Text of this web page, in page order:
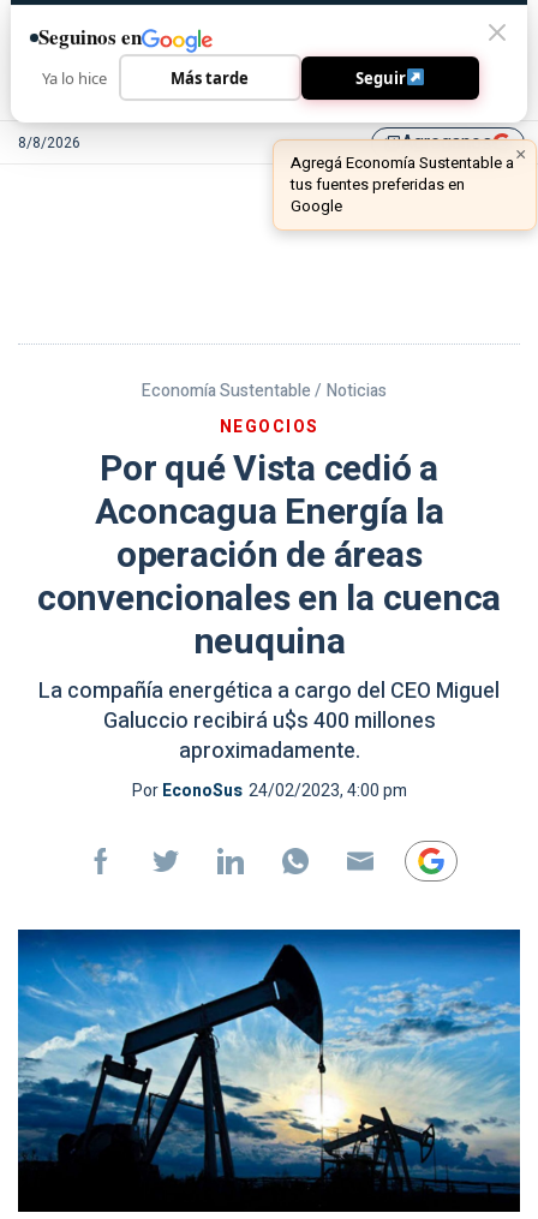
8/8/2026 library_addAgreganos
Economía Sustentable / Noticias
NEGOCIOS
Por qué Vista cedió a
Aconcagua Energía la
operación de áreas
convencionales en la cuenca
neuquina
La compañía energética a cargo del CEO Miguel
Galuccio recibirá u$s 400 millones
aproximadamente.
PorEconoSus 24/02/2023, 4:00 pm
Seguinos en
Ya lo hice Más tarde Seguir